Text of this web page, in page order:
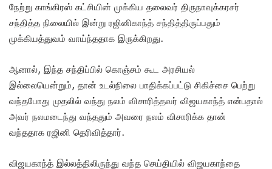
நேற்று காங்கிரஸ் கட்சியின் முக்கிய தலைவர் திருநாவுக்கரசர்
சந்தித்த நிலையில் இன்று ரஜினிகாந்த் சந்தித்திருப்பதும்
முக்கியத்துவம் வாய்ந்ததாக இருக்கிறது.
ஆனால், இந்த சந்திப்பில் கொஞ்சம் கூட அரசியல்
இல்லையென்றும், தான் உடல்நிலை பாதிக்கப்பட்டு சிகிச்சை பெற்று
வந்தபோது முதலில் வந்து நலம் விசாரித்தவர் விஜயகாந்த் என்பதால்
அவர் நலமடைந்து வந்ததும் அவரை நலம் விசாரிக்க தான்
வந்ததாக ரஜினி தெரிவித்தார்.
விஜயகாந்த் இல்லத்திலிருந்து வந்த செய்தியில் விஜயகாந்தை